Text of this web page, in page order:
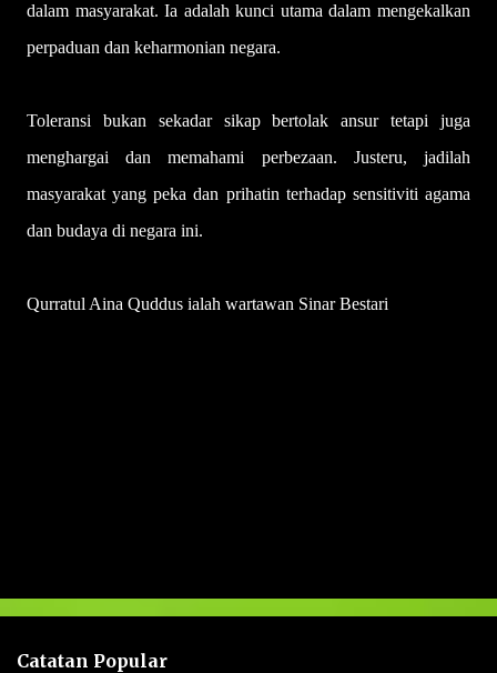
dalam masyarakat. Ia adalah kunci utama dalam mengekalkan
perpaduan dan keharmonian negara.
Toleransi bukan sekadar sikap bertolak ansur tetapi juga
menghargai dan memahami perbezaan. Justeru, jadilah
masyarakat yang peka dan prihatin terhadap sensitiviti agama
dan budaya di negara ini.
Qurratul Aina Quddus ialah wartawan Sinar Bestari
a
n
Catatan Popular